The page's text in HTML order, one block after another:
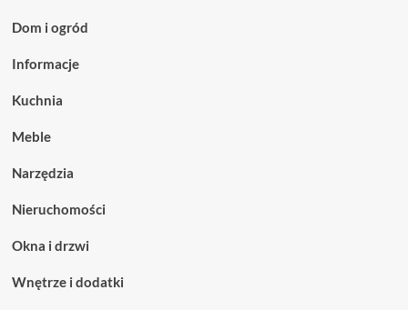
Dom i ogród
Informacje
Kuchnia
Meble
Narzędzia
Nieruchomości
Okna i drzwi
Wnętrze i dodatki